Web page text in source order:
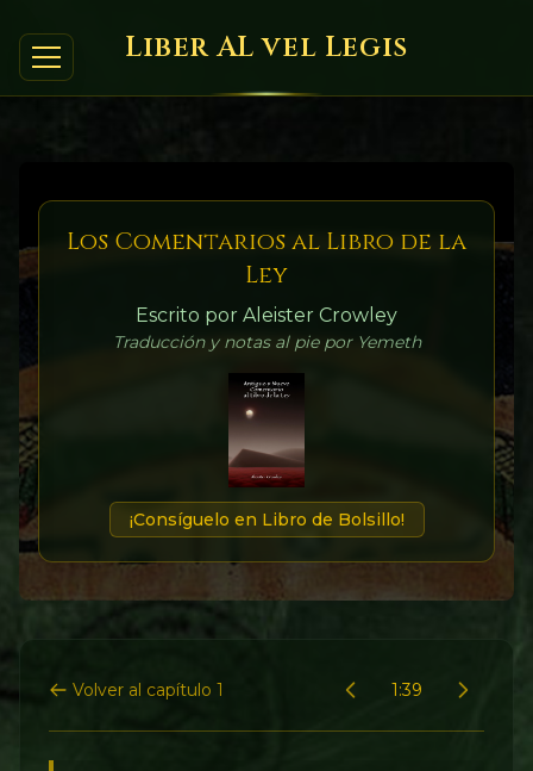
Liber AL vel Legis
Los Comentarios al Libro de la
Ley
Escrito por Aleister Crowley
Traducción y notas al pie por Yemeth
¡Consíguelo en Libro de Bolsillo!
Volver al capítulo 1 1:39